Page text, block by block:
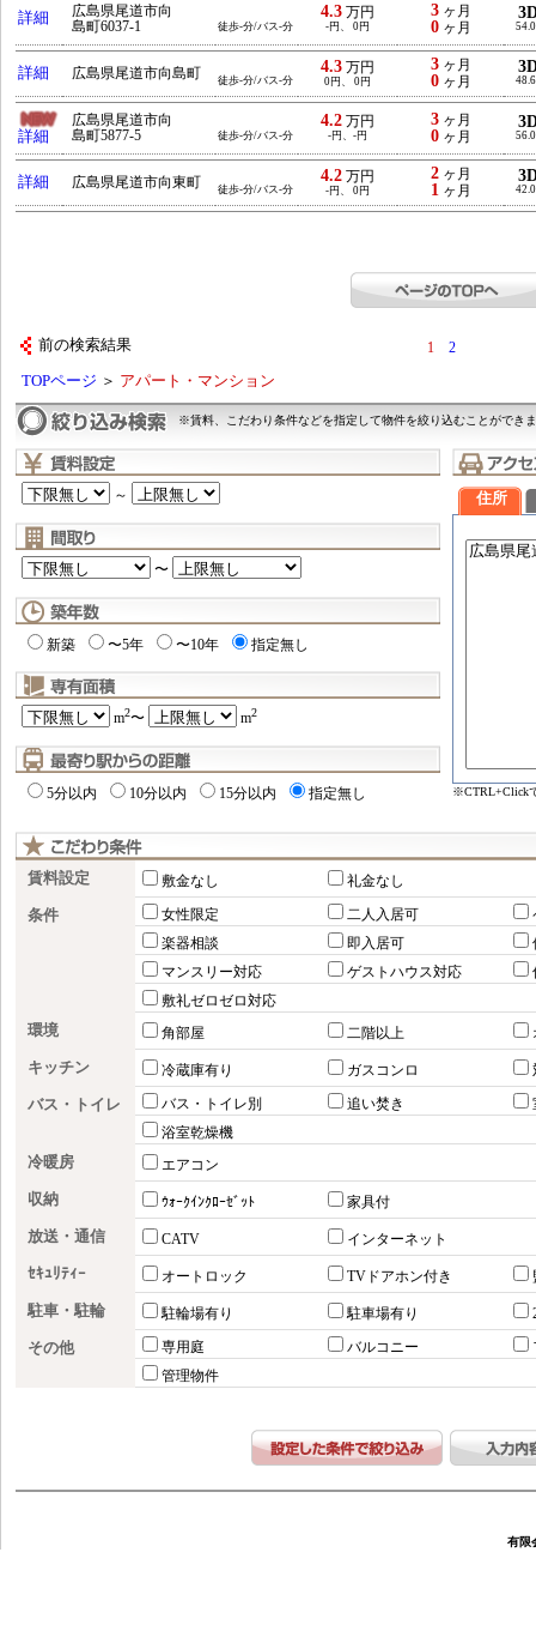
詳細
広島県尾道市向
島町6037-1
徒歩-分/バス-分
4.3 万円
-円、 0円
3ヶ月
0ヶ月
詳細 広島県尾道市向島町 徒歩-分/バス-分
4.3 万円
0円、 0円
3ヶ月
0ヶ月
詳細
広島県尾道市向
島町5877-5
徒歩-分/バス-分
4.2 万円
-円、-円
3ヶ月
0ヶ月
詳細 広島県尾道市向東町 徒歩-分/バス-分
4.2 万円
-円、 0円
2ヶ月
1 ヶ月
前の検索結果 1 2
TOPページ ＞ アパート・マンション
※賃料、こだわり条件などを指定して物件を絞り込むことができ
～
〜
新築 〜5年 〜10年 指定無し
m2〜 m2
5分以内 10分以内 15分以内 指定無し
住所
※CTRL+Click
賃料設定 敷金なし 礼金なし
条件 女性限定 二人入居可
楽器相談
即入居可
マンスリー対応
ゲストハウス対応
敷礼ゼロゼロ対応
環境 角部屋 二階以上
キッチン 冷蔵庫有り ガスコンロ
バス・トイレ バス・トイレ別 追い焚き
浴室乾燥機
冷暖房 エアコン
収納 ｳｫｰｸｲﾝｸﾛｰｾﾞｯﾄ 家具付
放送・通信 CATV インターネット
ｾｷｭﾘﾃｨｰ オートロック TVドアホン付き
駐車・駐輪 駐輪場有り 駐車場有り
その他 専用庭 バルコニー
管理物件
有限